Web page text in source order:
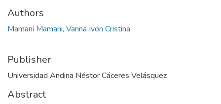
Authors
Mamani Mamani, Vanna Ivon Cristina
Publisher
Universidad Andina Néstor Cáceres Velásquez
Abstract